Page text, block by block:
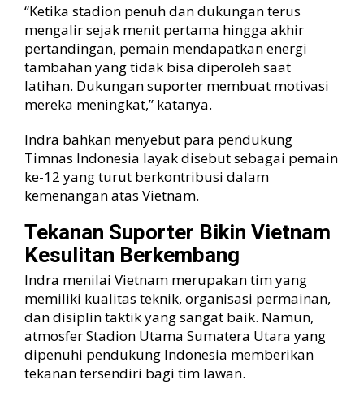
“Ketika stadion penuh dan dukungan terus
mengalir sejak menit pertama hingga akhir
pertandingan, pemain mendapatkan energi
tambahan yang tidak bisa diperoleh saat
latihan. Dukungan suporter membuat motivasi
mereka meningkat,” katanya.
Indra bahkan menyebut para pendukung
Timnas Indonesia layak disebut sebagai pemain
ke-12 yang turut berkontribusi dalam
kemenangan atas Vietnam.
Tekanan Suporter Bikin Vietnam
Kesulitan Berkembang
Indra menilai Vietnam merupakan tim yang
memiliki kualitas teknik, organisasi permainan,
dan disiplin taktik yang sangat baik. Namun,
atmosfer Stadion Utama Sumatera Utara yang
dipenuhi pendukung Indonesia memberikan
tekanan tersendiri bagi tim lawan.